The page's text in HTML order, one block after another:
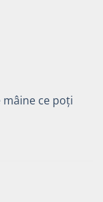
mâine ce poți